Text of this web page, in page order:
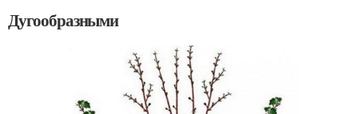
Дугообразными